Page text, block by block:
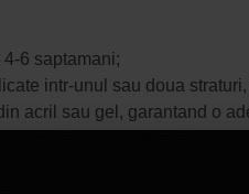
6 saptamani;
intr-unul sau doua
acril sau gel, garantand o
sau pentru femeile care